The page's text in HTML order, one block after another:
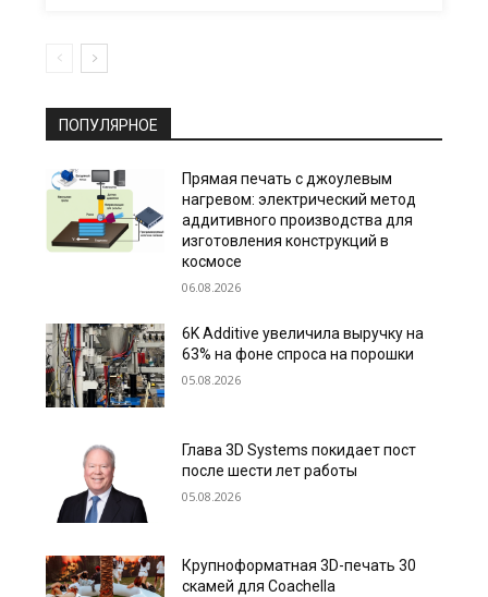
ПОПУЛЯРНОЕ
Прямая печать с джоулевым
нагревом: электрический метод
аддитивного производства для
изготовления конструкций в
космосе
06.08.2026
6K Additive увеличила выручку на
63% на фоне спроса на порошки
05.08.2026
Глава 3D Systems покидает пост
после шести лет работы
05.08.2026
Крупноформатная 3D-печать 30
скамей для Coachella